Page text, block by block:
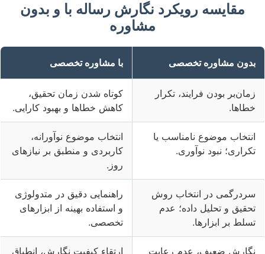
مقایسه رویکرد نگارش رساله با و بدون
مشاوره
بدون مشاوره تخصصی با مشاوره تخصصی
زمان‌بر بودن فرایند، تکرار
خطاها.
کوتاه شدن زمان تحقیق،
کاهش خطاها و بهبود کارایی.
انتخاب موضوع نامناسب یا
تکراری؛ نبود نوآوری.
انتخاب موضوع نوآورانه،
کاربردی و منطبق بر نیازهای
روز.
سردرگمی در انتخاب روش
تحقیق و تحلیل داده؛ عدم
تسلط بر ابزارها.
راهنمایی دقیق در متدولوژی
و استفاده بهینه از ابزارهای
تخصصی.
نگارش ضعیف، عدم رعایت
ارتقاء کیفیت نگارش، انطباق